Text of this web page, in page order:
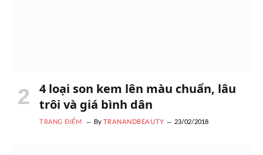
4 loại son kem lên màu chuẩn, lâu
trôi và giá bình dân
TRANG ĐIỂM By TRANANDBEAUTY 23/02/2018